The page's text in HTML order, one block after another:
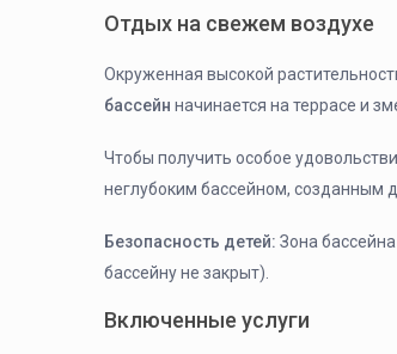
Отдых на свежем воздухе
Окруженная высокой
бассейн начинается на террасе и
Чтобы получить особое
неглубоким бассейном, созданным
Безопасность детей: Зона
бассейну не закрыт).
Включенные услуги